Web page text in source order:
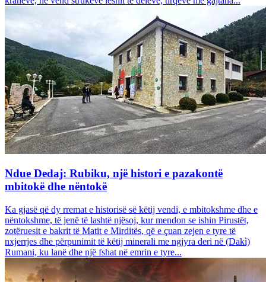
Ndue Dedaj: Rubiku, një histori e pazakontë
mbitokë dhe nëntokë
Ka gjasë që dy rremat e historisë së këtij vendi, e mbitokshme dhe e
nëntokshme, të jenë të lashtë njësoj, kur mendon se ishin Pirustët,
zotëruesit e bakrit të Matit e Mirditës, që e çuan zejen e tyre të
nxjerrjes dhe përpunimit të këtij minerali me ngjyra deri në (Dakì)
Rumani, ku lanë dhe një fshat në emrin e tyre...